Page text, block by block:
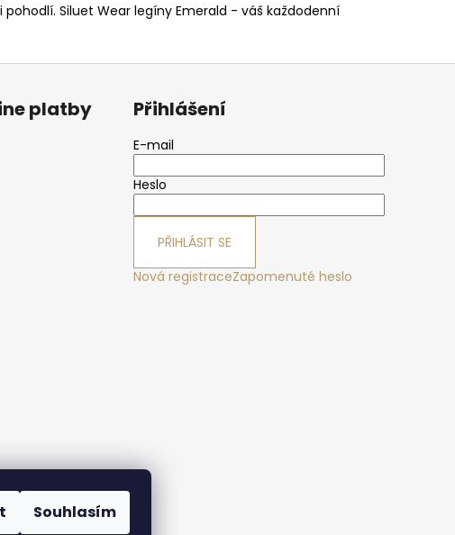
Souhlasím
Siluet Wear legíny Emerald - váš každodenní
platby Přihlášení
E-mail
Heslo
PŘIHLÁSIT SE
Nová registraceZapomenuté heslo
Maralák